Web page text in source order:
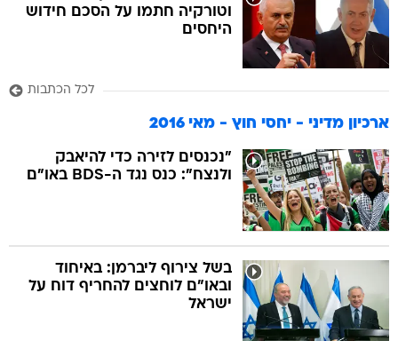
וטורקיה חתמו על הסכם חידוש
היחסים
לכל הכתבות
ארכיון מדיני - יחסי חוץ - מאי 2016
"נכנסים לזירה כדי להיאבק 
ולנצח": כנס נגד ה-BDS באו"ם
בשל צירוף ליברמן: באיחוד
ובאו"ם לוחצים להחריף דוח על
ישראל